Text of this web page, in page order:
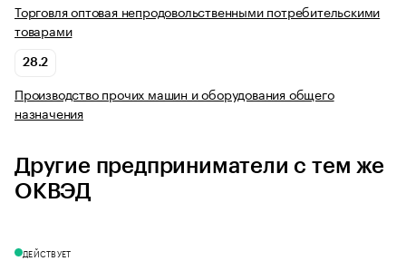
Торговля оптовая непродовольственными потребительскими
товарами
28.2
Производство прочих машин и оборудования общего
назначения
Другие предприниматели с тем же
ОКВЭД
ДЕЙСТВУЕТ